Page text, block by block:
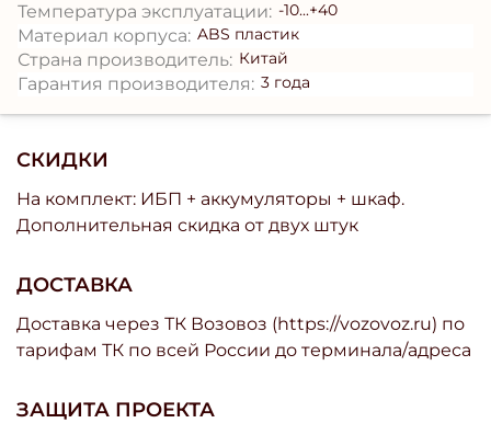
СКИДКИ
На комплект: ИБП + аккумуляторы + шкаф.
Дополнительная скидка от двух штук
ДОСТАВКА
Доставка через ТК Возовоз (https://vozovoz.ru) по
тарифам ТК по всей России до терминала/адреса
ЗАЩИТА ПРОЕКТА
Температура эксплуатации: -10...+40
Материал корпуса: ABS пластик
Страна производитель: Китай
Гарантия производителя: 3 года